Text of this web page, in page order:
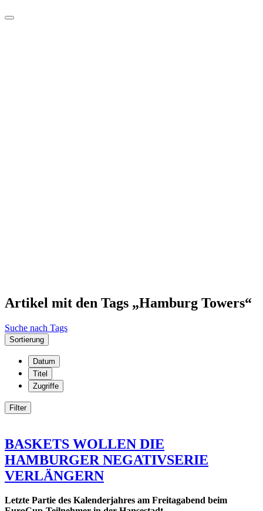
Artikel mit den Tags „Hamburg Towers“
Suche nach Tags
Sortierung
Datum
Titel
Zugriffe
Filter
BASKETS WOLLEN DIE
HAMBURGER NEGATIVSERIE
VERLÄNGERN
Letzte Partie des Kalenderjahres am Freitagabend beim